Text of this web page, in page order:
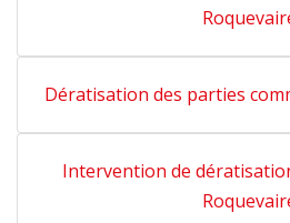
Dératisation des parties
Intervention de